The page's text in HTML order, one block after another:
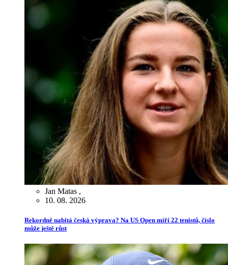
Jan Matas ,
10. 08. 2026
Rekordně nabitá česká výprava? Na US Open míří 22 tenistů, číslo
může ještě růst